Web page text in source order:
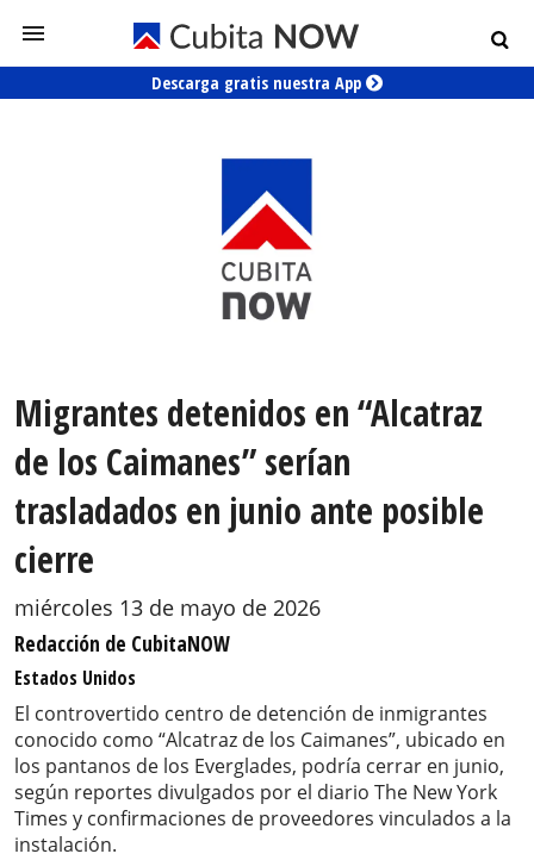
Descarga gratis nuestra App
Migrantes detenidos en “Alcatraz
de los Caimanes” serían
trasladados en junio ante posible
cierre
miércoles 13 de mayo de 2026
Redacción de CubitaNOW
Estados Unidos
El controvertido centro de detención de inmigrantes
conocido como “Alcatraz de los Caimanes”, ubicado en
los pantanos de los Everglades, podría cerrar en junio,
según reportes divulgados por el diario The New York
Times y confirmaciones de proveedores vinculados a la
instalación.